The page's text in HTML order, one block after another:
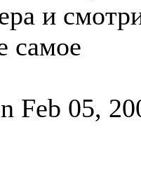
и
самое
Feb 05,